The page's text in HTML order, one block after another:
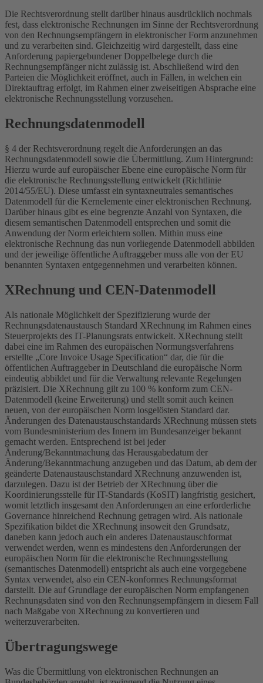
Die Rechtsverordnung stellt darüber hinaus ausdrücklich nochmals
fest, dass elektronische Rechnungen im Sinne der Rechtsverordnung
von den Rechnungsempfängern in elektronischer Form anzunehmen
und zu verarbeiten sind. Gleichzeitig wird dargestellt, dass eine
Anforderung papiergebundener Doppelbelege durch die
Rechnungsempfänger nicht zulässig ist. Abschließend wird den
Parteien die Möglichkeit eröffnet, auch in Fällen, in welchen ein
Direktauftrag erfolgt, im Rahmen einer zweiseitigen Absprache eine
elektronische Rechnungsstellung vorzusehen.
Rechnungsdatenmodell
§ 4 der Rechtsverordnung regelt die Anforderungen an das
Rechnungsdatenmodell sowie die Übermittlung. Zum Hintergrund:
Hierzu wurde auf europäischer Ebene eine europäische Norm für
die elektronische Rechnungsstellung entwickelt (Richtlinie
2014/55/EU). Diese umfasst ein syntaxneutrales semantisches
Datenmodell für die Kernelemente einer elektronischen Rechnung.
Darüber hinaus gibt es eine begrenzte Anzahl von Syntaxen, die
diesem semantischen Datenmodell entsprechen und somit die
Anwendung der Norm erleichtern sollen. Mithin muss eine
elektronische Rechnung das nun vorliegende Datenmodell abbilden
und der jeweilige öffentliche Auftraggeber muss alle von der EU
benannten Syntaxen entgegennehmen und verarbeiten können.
XRechnung und CEN-Datenmodell
Als nationale Möglichkeit der Spezifizierung wurde der
Rechnungsdatenaustausch Standard XRechnung im Rahmen eines
Steuerprojekts des IT-Planungsrats entwickelt. XRechnung stellt
dabei eine im Rahmen des europäischen Normungsverfahrens
erstellte „Core Invoice Usage Specification“ dar, die für die
öffentlichen Auftraggeber in Deutschland die europäische Norm
eindeutig abbildet und für die Verwaltung relevante Regelungen
präzisiert. Die XRechnung gilt zu 100 % konform zum CEN-
Datenmodell (keine Erweiterung) und stellt somit auch keinen
neuen, von der europäischen Norm losgelösten Standard dar.
Änderungen des Datenaustauschstandards XRechnung müssen stets
vom Bundesministerium des Innern im Bundesanzeiger bekannt
gemacht werden. Entsprechend ist bei jeder
Änderung/Bekanntmachung das Herausgabedatum der
Änderung/Bekanntmachung anzugeben und das Datum, ab dem der
geänderte Datenaustauschstandard XRechnung anzuwenden ist,
darzulegen. Dazu ist der Betrieb der XRechnung über die
Koordinierungsstelle für IT-Standards (KoSIT) langfristig gesichert,
womit letztlich insgesamt den Anforderungen an eine erforderliche
Governance hinreichend Rechnung getragen wird. Als nationale
Spezifikation bildet die XRechnung insoweit den Grundsatz,
daneben kann jedoch auch ein anderes Datenaustauschformat
verwendet werden, wenn es mindestens den Anforderungen der
europäischen Norm für die elektronische Rechnungsstellung
(semantisches Datenmodell) entspricht als auch eine vorgegebene
Syntax verwendet, also ein CEN-konformes Rechnungsformat
darstellt. Die auf Grundlage der europäischen Norm empfangenen
Rechnungsdaten sind von den Rechnungsempfängern in diesem Fall
nach Maßgabe von XRechnung zu konvertieren und
weiterzuverarbeiten.
Übertragungswege
Was die Übermittlung von elektronischen Rechnungen an